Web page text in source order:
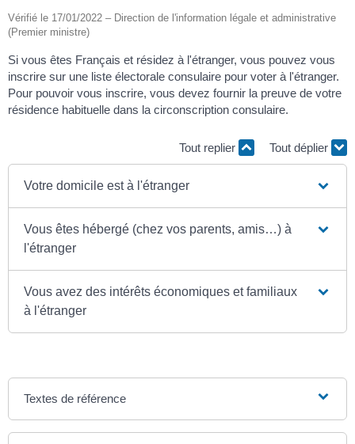
Vérifié le 17/01/2022 – Direction de l'information légale et administrative
(Premier ministre)
Si vous êtes Français et résidez à l'étranger, vous pouvez vous
inscrire sur une liste électorale consulaire pour voter à l'étranger.
Pour pouvoir vous inscrire, vous devez fournir la preuve de votre
résidence habituelle dans la circonscription consulaire.
Tout replier Tout déplier
Votre domicile est à l'étranger
Vous êtes hébergé (chez vos parents, amis…) à
l'étranger
Vous avez des intérêts économiques et familiaux
à l'étranger
Textes de référence